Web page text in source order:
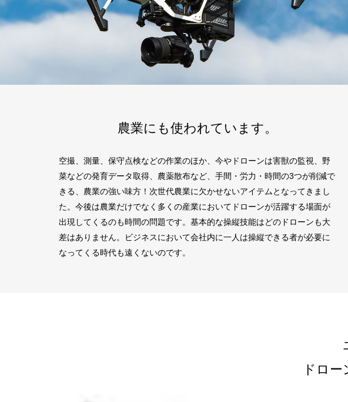
農業にも使われています。
空撮、測量、保守点検などの作業のほか、今やドローンは害獣の監視、野
菜などの発育データ取得、農薬散布など、手間・労力・時間の3つが削減で
きる、農業の強い味方！次世代農業に欠かせないアイテムとなってきまし
た。今後は農業だけでなく多くの産業においてドローンが活躍する場面が
出現してくるのも時間の問題です。基本的な操縦技能はどのドローンも大
差はありません。ビジネスにおいて会社内に一人は操縦できる者が必要に
なってくる時代も遠くないのです。
ドロ